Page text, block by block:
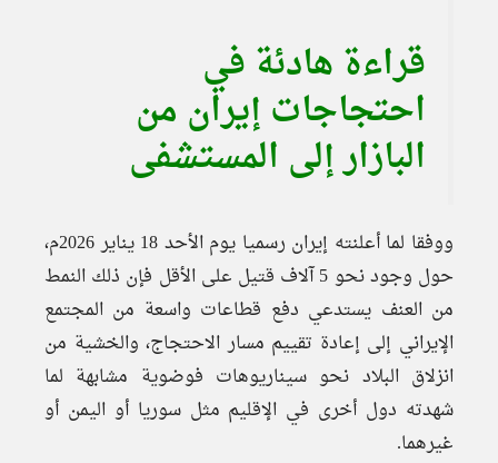
قراءة هادئة في
احتجاجات إيران من
البازار إلى المستشفى
ووفقا لما أعلنته إيران رسميا يوم الأحد 18 يناير 2026م،
حول وجود نحو 5 آلاف قتيل على الأقل فإن ذلك النمط
من العنف يستدعي دفع قطاعات واسعة من المجتمع
الإيراني إلى إعادة تقييم مسار الاحتجاج، والخشية من
انزلاق البلاد نحو سيناريوهات فوضوية مشابهة لما
شهدته دول أخرى في الإقليم مثل سوريا أو اليمن أو
غيرهما.